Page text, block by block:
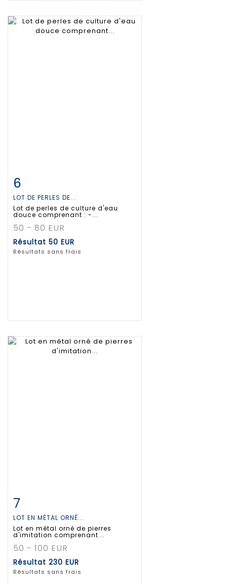
Fiche détaillée
6
LOT DE PERLES DE...
Lot de perles de culture d'eau
douce comprenant : -...
50 - 80 EUR
Résultat 50 EUR
Résultats sans frais
Fiche détaillée
7
LOT EN MÉTAL ORNÉ...
Lot en métal orné de pierres
d'imitation comprenant...
50 - 100 EUR
Résultat 230 EUR
Résultats sans frais